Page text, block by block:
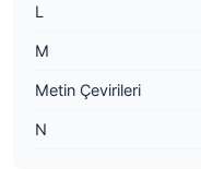
L
M
Metin Çevirileri
N